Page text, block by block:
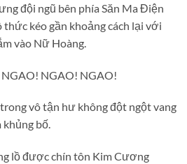
đội ngũ bên phía Săn Ma Điện
thức kéo gần khoảng cách lại với
vào Nữ Hoàng.
NGAO! NGAO!
vô tận hư không đột ngột vang
khủng bố.
lồ được chín tôn Kim Cương